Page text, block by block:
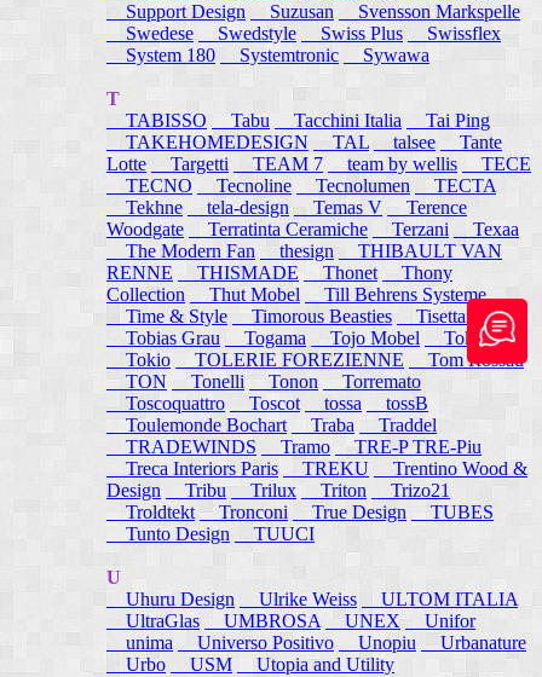
Support Design
Suzusan
Svensson Markspelle
Swedese
Swedstyle Swiss Plus
Swissflex
System 180
Systemtronic Sywawa
T
TABISSO
Tabu Tacchini Italia
Tai Ping
TAKEHOMEDESIGN
TAL talsee
Tante
Lotte
Targetti TEAM 7 team by wellis
TECE
TECNO
Tecnoline Tecnolumen
TECTA
Tekhne
tela-design Temas V
Terence
Woodgate
Terratinta Ceramiche Terzani
Texaa
The Modern Fan
thesign
THIBAULT VAN
RENNE
THISMADE Thonet
Thony
Collection
Thut Mobel
Till Behrens Systeme
Time & Style
Timorous Beasties
Tisettanta
Tobias Grau
Togama Tojo Mobel
Token
Tokio
TOLERIE FOREZIENNE
Tom Rossau
TON
Tonelli Tonon
Torremato
Toscoquattro
Toscot tossa
tossB
Toulemonde Bochart
Traba
Traddel
TRADEWINDS
Tramo
TRE-P TRE-Piu
Treca Interiors Paris
TREKU
Trentino Wood &
Design
Tribu Trilux Triton
Trizo21
Troldtekt Tronconi True Design
TUBES
Tunto Design
TUUCI
U
Uhuru Design
Ulrike Weiss
ULTOM ITALIA
UltraGlas
UMBROSA UNEX
Unifor
unima
Universo Positivo Unopiu
Urbanature
Urbo
USM Utopia and Utility